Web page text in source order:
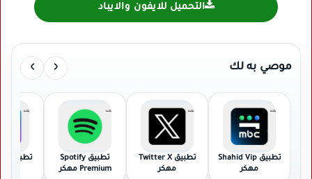
التحميل للايفون والايباد
موصي به لك ‹
›
تطبيق Shahid Vip
مهكر
تطبيق Twitter X
مهكر
تطبيق Spotify
Premium مهكر